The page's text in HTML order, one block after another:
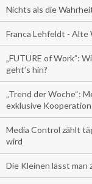
Nichts als die
Franca Lehfeldt - Alte
„FUTURE of Work”:
geht’s hin?
„Trend der Woche“:
exklusive Kooperation
Media Control zählt
wird
Die Kleinen lässt man